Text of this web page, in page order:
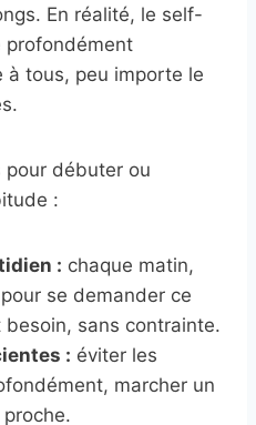
En réalité, le self-
profondément
à tous, peu importe le
pour débuter ou
:
: chaque matin,
se demander ce
sans contrainte.
: éviter les
marcher un